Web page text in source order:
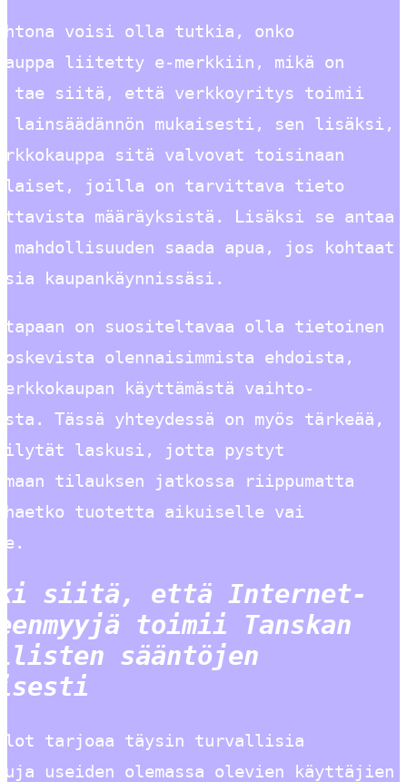
voisi olla tutkia, onko
liitetty e-merkkiin, mikä on
tae siitä, että verkkoyritys toimii
lainsäädännön mukaisesti, sen lisäksi,
sitä valvovat toisinaan
joilla on tarvittava tieto
määräyksistä. Lisäksi se antaa
saada apua, jos kohtaat
kaupankäynnissäsi.
tapaan on suositeltavaa olla tietoinen
olennaisimmista ehdoista,
käyttämästä vaihto-
Tässä yhteydessä on myös tärkeää,
laskusi, jotta pystyt
tilauksen jatkossa riippumatta
tuotetta aikuiselle vai
siitä, että Internet-
toimii Tanskan
sääntöjen
tarjoaa täysin turvallisia
useiden olemassa olevien käyttäjien